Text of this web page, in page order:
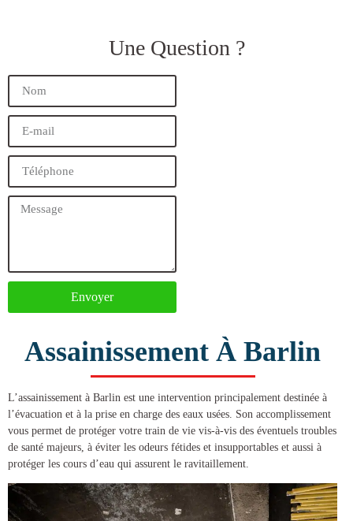
Une Question ?
Envoyer
Assainissement À Barlin
L’assainissement à Barlin est une intervention principalement destinée à
l’évacuation et à la prise en charge des eaux usées. Son accomplissement
vous permet de protéger votre train de vie vis-à-vis des éventuels troubles
de santé majeurs, à éviter les odeurs fétides et insupportables et aussi à
protéger les cours d’eau qui assurent le ravitaillement.